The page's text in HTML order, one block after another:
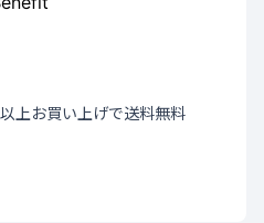
上お買い上げで送料無料